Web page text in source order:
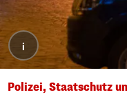
i
Polizei, Staatschutz